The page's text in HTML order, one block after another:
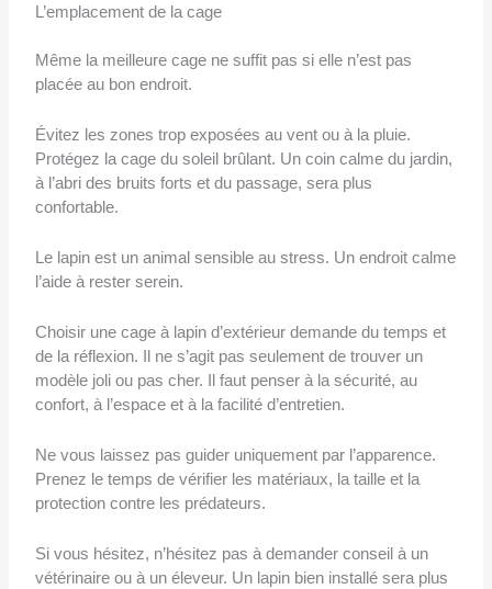
L’emplacement de la cage
Même la meilleure cage ne suffit pas si elle n’est pas
placée au bon endroit.
Évitez les zones trop exposées au vent ou à la pluie.
Protégez la cage du soleil brûlant. Un coin calme du jardin,
à l’abri des bruits forts et du passage, sera plus
confortable.
Le lapin est un animal sensible au stress. Un endroit calme
l’aide à rester serein.
Choisir une cage à lapin d’extérieur demande du temps et
de la réflexion. Il ne s’agit pas seulement de trouver un
modèle joli ou pas cher. Il faut penser à la sécurité, au
confort, à l’espace et à la facilité d’entretien.
Ne vous laissez pas guider uniquement par l’apparence.
Prenez le temps de vérifier les matériaux, la taille et la
protection contre les prédateurs.
Si vous hésitez, n’hésitez pas à demander conseil à un
vétérinaire ou à un éleveur. Un lapin bien installé sera plus